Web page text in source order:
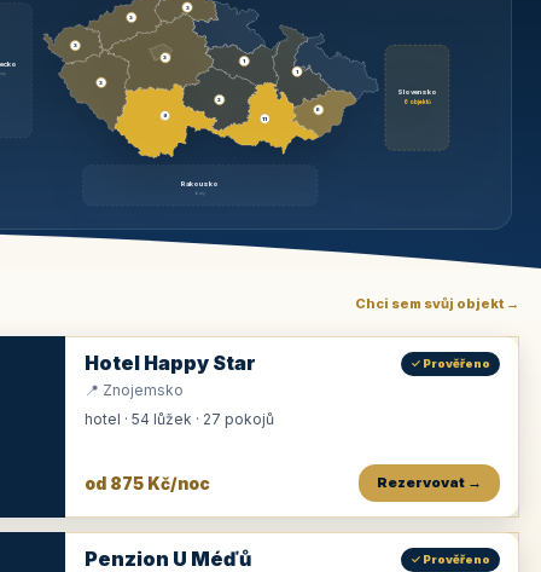
Slovensko
6 objektů
Rakousko
brzy
3
9
3
3
3
3
1
2
11
1
6
Chci sem svůj objekt →
Hotel Happy Star ✓ Prověřeno
📍 Znojemsko
hotel · 54 lůžek · 27 pokojů
od 875 Kč/noc Rezervovat →
Penzion U Méďů ✓ Prověřeno